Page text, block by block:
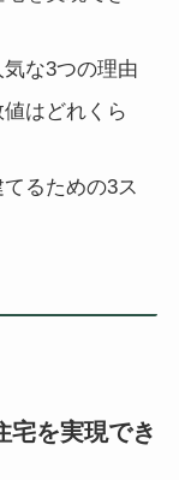
な3つの理由
はどれくら
るための3ス
宅を実現でき